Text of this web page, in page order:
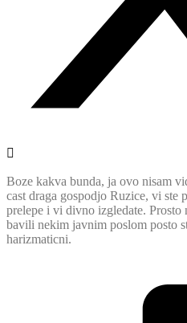
Boze kakva bunda, ja ovo nisam
cast draga gospodjo Ruzice, vi ste
prelepe i vi divno izgledate. Prosto
bavili nekim javnim poslom posto
harizmaticni.